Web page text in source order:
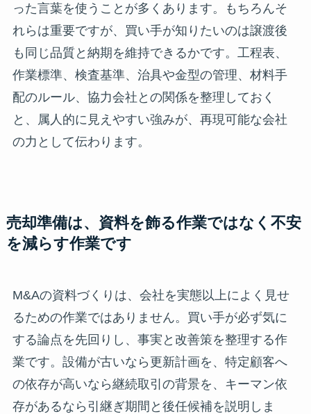
った言葉を使うことが多くあります。もちろんそ
れらは重要ですが、買い手が知りたいのは譲渡後
も同じ品質と納期を維持できるかです。工程表、
作業標準、検査基準、治具や金型の管理、材料手
配のルール、協力会社との関係を整理しておく
と、属人的に見えやすい強みが、再現可能な会社
の力として伝わります。
売却準備は、資料を飾る作業ではなく不安
を減らす作業です
M&Aの資料づくりは、会社を実態以上によく見せ
るための作業ではありません。買い手が必ず気に
する論点を先回りし、事実と改善策を整理する作
業です。設備が古いなら更新計画を、特定顧客へ
の依存が高いなら継続取引の背景を、キーマン依
存があるなら引継ぎ期間と後任候補を説明しま